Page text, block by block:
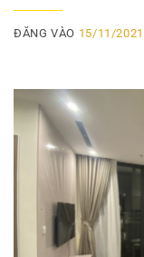
ĐĂNG VÀO 15/11/2021